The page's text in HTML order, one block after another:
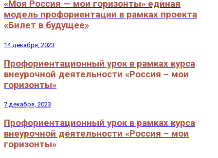
«Моя Россия — мои горизонты» единая
модель профориентации в рамках проекта
«Билет в будущее»
14 декабря, 2023
Профориентационный урок в рамках курса
внеурочной деятельности «Россия – мои
горизонты»
7 декабря, 2023
Профориентационный урок в рамках курса
внеурочной деятельности «Россия – мои
горизонты»